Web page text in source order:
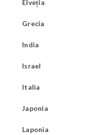
Elveția
Grecia
India
Israel
Italia
Japonia
Laponia